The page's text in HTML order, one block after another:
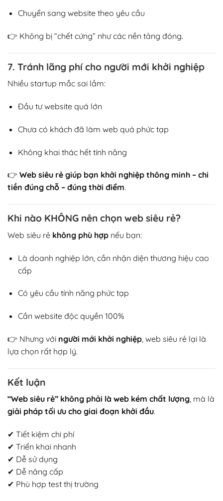
Chuyển sang website theo yêu cầu
👉 Không bị “chết cứng” như các nền tảng đóng.
7. Tránh lãng phí cho người mới khởi nghiệp
Nhiều startup mắc sai lầm:
Đầu tư website quá lớn
Chưa có khách đã làm web quá phức tạp
Không khai thác hết tính năng
👉 Web siêu rẻ giúp bạn khởi nghiệp thông minh – chi
tiền đúng chỗ – đúng thời điểm.
Khi nào KHÔNG nên chọn web siêu rẻ?
Web siêu rẻ không phù hợp nếu bạn:
Là doanh nghiệp lớn, cần nhận diện thương hiệu cao
cấp
Có yêu cầu tính năng phức tạp
Cần website độc quyền 100%
👉 Nhưng với người mới khởi nghiệp, web siêu rẻ lại là
lựa chọn rất hợp lý.
Kết luận
“Web siêu rẻ” không phải là web kém chất lượng, mà là
giải pháp tối ưu cho giai đoạn khởi đầu.
✔ Tiết kiệm chi phí
✔ Triển khai nhanh
✔ Dễ sử dụng
✔ Dễ nâng cấp
✔ Phù hợp test thị trường